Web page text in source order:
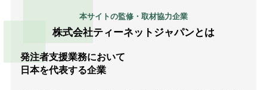
本サイトの監修・取材協力企業
株式会社ティーネットジャパンとは
発注者支援業務において
日本を代表する企業